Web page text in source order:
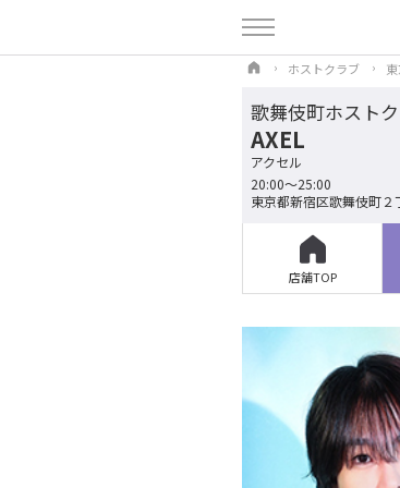
ホストクラブ
歌舞伎町ホスト
AXEL
アクセル
20:00～25:00
東京都新宿区歌舞伎町２
店舗TOP